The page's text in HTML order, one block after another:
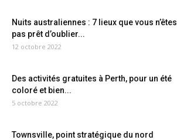
Nuits australiennes : 7 lieux que vous n’êtes
pas prêt d’oublier...
12 octobre 2022
Des activités gratuites à Perth, pour un été
coloré et bien...
5 octobre 2022
Townsville, point stratégique du nord